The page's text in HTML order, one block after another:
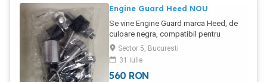
Engine Guard Heed NOU
Se vine Engine Guard marca Heed, de
culoare negra, compatibil pentru
motocicletele BMW F800 GS si F900
GS. Contine brosura cu instructiuni in
limba poloneza si engleza. Produsul
este NOU si a fost desigilat doar pentru
Sector 5, Bucuresti
31 iulie
560 RON